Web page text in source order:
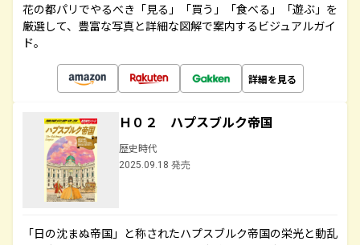
花の都パリでやるべき「見る」「買う」「食べる」「遊ぶ」を
厳選して、豊富な写真と詳細な図解で案内するビジュアルガイ
ド。
詳細を見る
Ｈ０２ ハプスブルク帝国
歴史時代
2025.09.18 発売
「日の沈まぬ帝国」と称されたハプスブルク帝国の栄光と動乱